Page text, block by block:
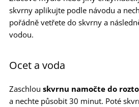
skvrny aplikujte podle návodu a
pořádně vetřete do skvrny a
vodou.
Ocet a voda
Zaschlou skvrnu namočte do
a nechte působit 30 minut. Poté